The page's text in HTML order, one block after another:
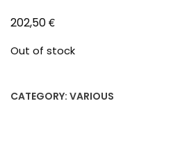
202,50€
Out of stock
CATEGORY: VARIOUS